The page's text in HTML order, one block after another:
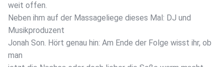
weit offen.
Neben ihm auf der Massageliege dieses Mal: DJ und
Musikproduzent
Jonah Son. Hört genau hin: Am Ende der Folge wisst ihr, ob
man